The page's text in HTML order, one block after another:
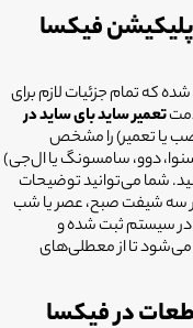
فیکسا
که تمام جزئیات لازم برای
تعمیر ساید بای ساید در
یا تعمیر) را مشخص
دوو، سامسونگ یا ال‌جی)
شما می‌توانید توضیحات
سه شیفت صبح، عصر یا شب
در سیستم ثبت شده و
می‌شود تا از معطلی‌های
در فیکسا